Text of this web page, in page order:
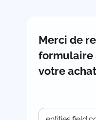
Merci de
formulaire
votre achat